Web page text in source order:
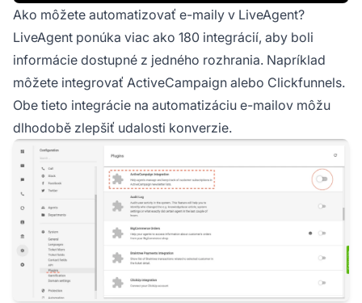
Ako môžete automatizovať e-maily v LiveAgent?
LiveAgent ponúka viac ako 180 integrácií, aby boli
informácie dostupné z jedného rozhrania. Napríklad
môžete integrovať ActiveCampaign alebo Clickfunnels.
Obe tieto integrácie na automatizáciu e-mailov môžu
dlhodobě zlepšiť udalosti konverzie.